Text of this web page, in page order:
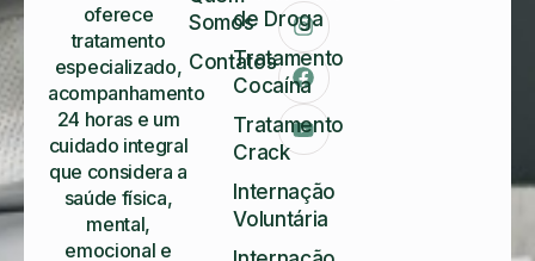
oferece
tratamento
especializado,
acompanhamento
24 horas e um
cuidado integral
que considera a
saúde física,
mental,
emocional e
Somos
Contatos
de Droga
Tratamento
Cocaína
Tratamento
Crack
Internação
Voluntária